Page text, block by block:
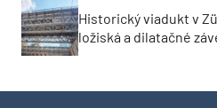
Historický viadukt v
ložiská a dilatačné